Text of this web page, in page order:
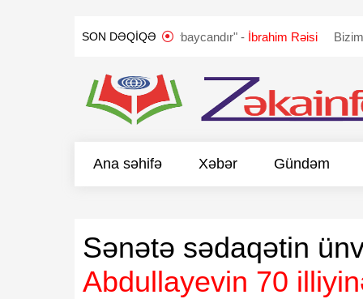
SON DƏQIQƏ
"Qarabağ Azərbaycandır" - İbrahim Rəisi Bizim
Ana səhifə Xəbər Gündəm
Sənətə sədaqətin
Abdullayevin 70